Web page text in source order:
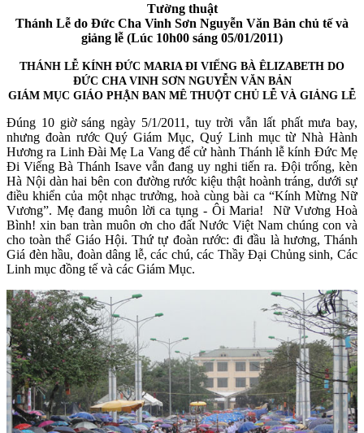
Tường thuật
Thánh Lễ do Đức Cha Vinh Sơn Nguyễn Văn Bản chủ tế và
giảng lễ (Lúc 10h00 sáng 05/01/2011)
THÁNH LỄ KÍNH ĐỨC MARIA ĐI VIẾNG BÀ ÊLIZABETH DO
ĐỨC CHA VINH SƠN NGUYỄN VĂN BẢN
GIÁM MỤC GIÁO PHẬN BAN MÊ THUỘT CHỦ LỄ VÀ GIẢNG LỄ
Đúng 10 giờ sáng ngày 5/1/2011, tuy trời vẫn lất phất mưa bay,
nhưng đoàn rước Quý Giám Mục, Quý Linh mục từ Nhà Hành
Hương ra Linh Đài Mẹ La Vang để cử hành Thánh lễ kính Đức Mẹ
Đi Viếng Bà Thánh Isave vẫn đang uy nghi tiến ra. Đội trống, kèn
Hà Nội dàn hai bên con đường rước kiệu thật hoành tráng, dưới sự
điều khiển của một nhạc trưởng, hoà cùng bài ca “Kính Mừng Nữ
Vương”. Mẹ đang muôn lời ca tụng - Ôi Maria! Nữ Vương Hoà
Bình! xin ban tràn muôn ơn cho đất Nước Việt Nam chúng con và
cho toàn thể Giáo Hội. Thứ tự đoàn rước: đi đầu là hương, Thánh
Giá đèn hầu, đoàn dâng lễ, các chú, các Thầy Đại Chủng sinh, Các
Linh mục đồng tế và các Giám Mục.